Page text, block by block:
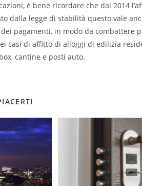
è bene ricordare che dal 2014
dalla legge di stabilità questo vale
pagamenti, in modo da combattere
casi di affitto di alloggi di edilizia
cantine e posti auto.